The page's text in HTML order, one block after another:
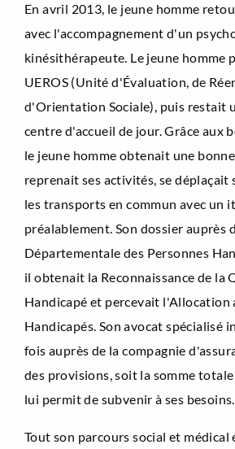
En avril 2013, le jeune homme
avec l'accompagnement d'un
kinésithérapeute. Le jeune homme
UEROS (Unité d'Évaluation, de
d'Orientation Sociale), puis restait
centre d'accueil de jour. Grâce aux
le jeune homme obtenait une
reprenait ses activités, se déplaçait
les transports en commun avec un
préalablement. Son dossier auprès
Départementale des Personnes
il obtenait la Reconnaissance de la
Handicapé et percevait l'Allocation
Handicapés. Son avocat spécialisé
fois auprès de la compagnie
des provisions, soit la somme
lui permit de subvenir à ses besoins.
Tout son parcours social et